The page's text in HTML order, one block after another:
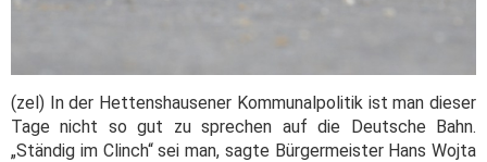
(zel) In der Hettenshausener Kommunalpolitik ist man dieser
Tage nicht so gut zu sprechen auf die Deutsche Bahn.
„Ständig im Clinch“ sei man, sagte Bürgermeister Hans Wojta